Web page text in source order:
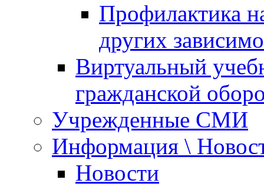
Профилактика
других
Виртуальный
гражданской
Учрежденные СМИ
Информация \
Новости